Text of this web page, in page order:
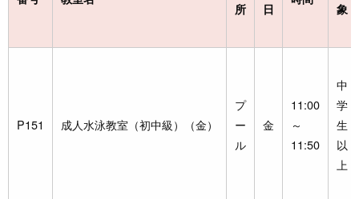
所
日
象
P151 成人水泳教室（初中級）（金）
プ
ー
ル
金
11:00
～
11:50
中
学
生
以
上